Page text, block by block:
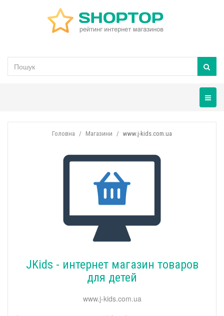
Головна Магазини www.j-kids.com.ua
JKids - интернет магазин товаров
для детей
www.j-kids.com.ua